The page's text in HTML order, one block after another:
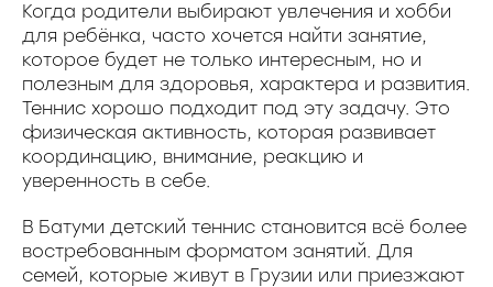
Когда родители выбирают увлечения и хобби
для ребёнка, часто хочется найти занятие,
которое будет не только интересным, но и
полезным для здоровья, характера и развития.
Теннис хорошо подходит под эту задачу. Это
физическая активность, которая развивает
координацию, внимание, реакцию и
уверенность в себе.
В Батуми детский теннис становится всё более
востребованным форматом занятий. Для
семей, которые живут в Грузии или приезжают